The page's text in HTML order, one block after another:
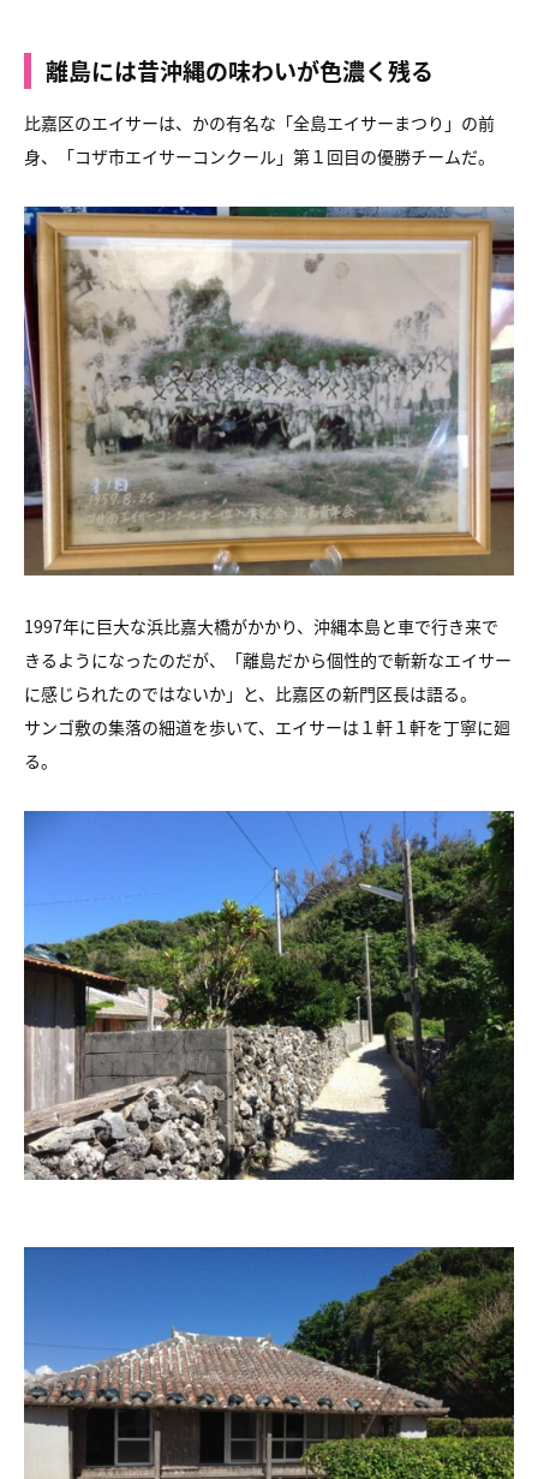
離島には昔沖縄の味わいが色濃く残る
比嘉区のエイサーは、かの有名な「全島エイサーまつり」の前
身、「コザ市エイサーコンクール」第１回目の優勝チームだ。
1997年に巨大な浜比嘉大橋がかかり、沖縄本島と車で行き来で
きるようになったのだが、「離島だから個性的で斬新なエイサー
に感じられたのではないか」と、比嘉区の新門区長は語る。
サンゴ敷の集落の細道を歩いて、エイサーは１軒１軒を丁寧に廻
る。